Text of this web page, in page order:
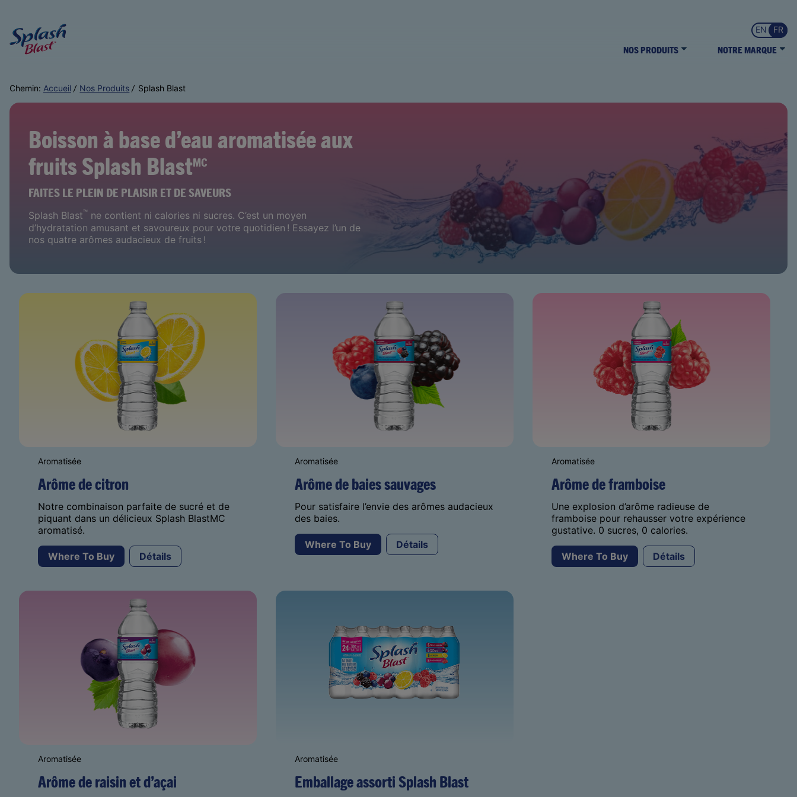
EN FR
NOS PRODUITS NOTRE MARQUE
Chemin: Accueil Nos Produits Splash Blast
Boisson à base d’eau aromatisée aux
fruits Splash BlastMC
FAITES LE PLEIN DE PLAISIR ET DE SAVEURS
Splash Blast™ ne contient ni calories ni sucres. C’est un moyen
d’hydratation amusant et savoureux pour votre quotidien ! Essayez l’un de
nos quatre arômes audacieux de fruits !
Aromatisée
Arôme de citron
Notre combinaison parfaite de sucré et de
piquant dans un délicieux Splash BlastMC
aromatisé.
Where To Buy Détails
Aromatisée
Arôme de baies sauvages
Pour satisfaire l’envie des arômes audacieux
des baies.
Where To Buy Détails
Aromatisée
Arôme de framboise
Une explosion d’arôme radieuse de
framboise pour rehausser votre expérience
gustative. 0 sucres, 0 calories.
Where To Buy Détails
Aromatisée
Arôme de raisin et d’açai
Aromatisée
Emballage assorti Splash Blast